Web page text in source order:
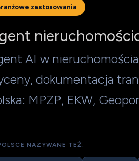
zastosowania
AI w
dokumentacja
MPZP, EKW,
NAZYWANE TEŻ: